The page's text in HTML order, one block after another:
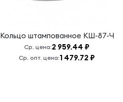
Кольцо штампованное КШ-87-Ч
Ср. цена:2 959.44 ₽
Ср. опт. цена:1 479.72 ₽